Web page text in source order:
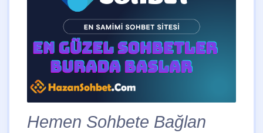
Hemen Sohbete Bağlan